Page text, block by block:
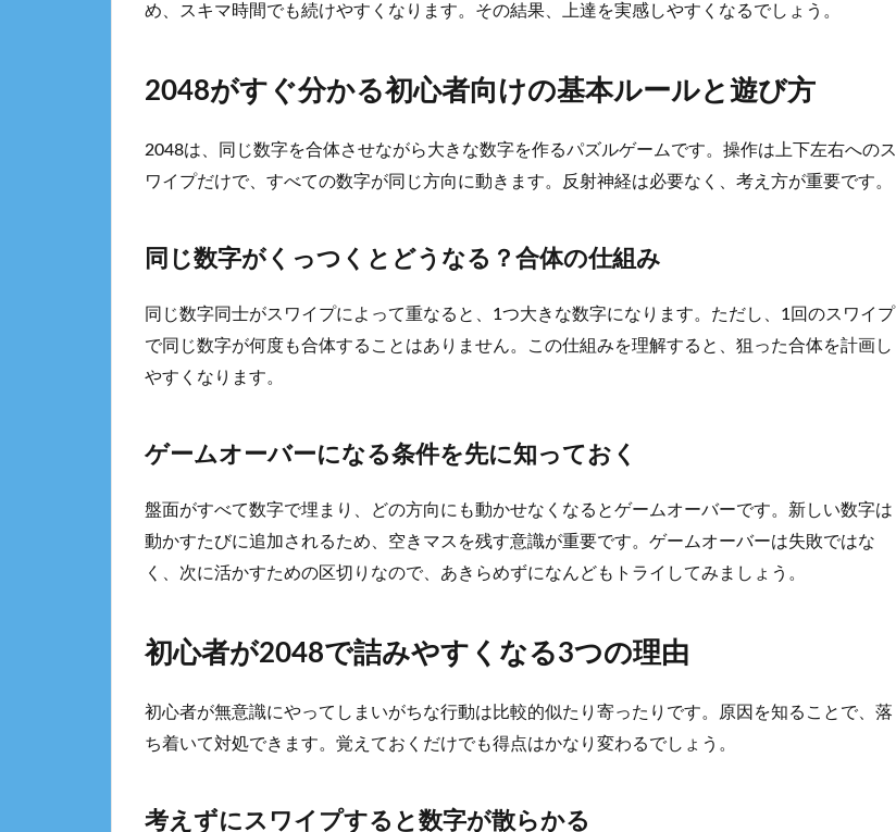
め、スキマ時間でも続けやすくなります。その結果、上達を実感しやすくなるでしょう。
2048がすぐ分かる初心者向けの基本ルールと遊び方
2048は、同じ数字を合体させながら大きな数字を作るパズルゲームです。操作は上下左右へのス
ワイプだけで、すべての数字が同じ方向に動きます。反射神経は必要なく、考え方が重要です。
同じ数字がくっつくとどうなる？合体の仕組み
同じ数字同士がスワイプによって重なると、1つ大きな数字になります。ただし、1回のスワイプ
で同じ数字が何度も合体することはありません。この仕組みを理解すると、狙った合体を計画し
やすくなります。
ゲームオーバーになる条件を先に知っておく
盤面がすべて数字で埋まり、どの方向にも動かせなくなるとゲームオーバーです。新しい数字は
動かすたびに追加されるため、空きマスを残す意識が重要です。ゲームオーバーは失敗ではな
く、次に活かすための区切りなので、あきらめずになんどもトライしてみましょう。
初心者が2048で詰みやすくなる3つの理由
初心者が無意識にやってしまいがちな行動は比較的似たり寄ったりです。原因を知ることで、落
ち着いて対処できます。覚えておくだけでも得点はかなり変わるでしょう。
考えずにスワイプすると数字が散らかる